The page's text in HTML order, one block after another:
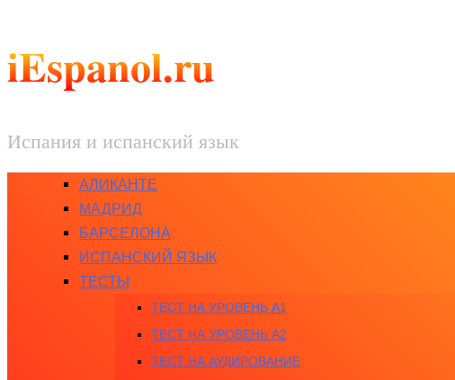
iEspanol.ru
Испания и испанский язык
АЛИКАНТЕ
МАДРИД
БАРСЕЛОНА
ИСПАНСКИЙ ЯЗЫК
ТЕСТЫ
ТЕСТ НА УРОВЕНЬ A1
ТЕСТ НА УРОВЕНЬ A2
ТЕСТ НА АУДИРОВАНИЕ